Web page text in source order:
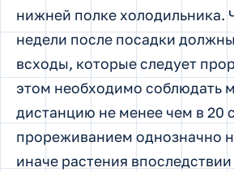
нижней полке холодильника.
недели после посадки
всходы, которые следует
этом необходимо соблюдать
дистанцию не менее чем в 20
прореживанием однозначно
иначе растения